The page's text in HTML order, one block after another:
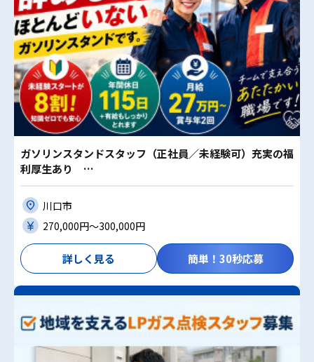
ガソリンスタンドスタッフ（正社員／未経験可）充実の福
利厚生あり …
川口市
270,000円〜300,000円
詳しく見る 簡単！30秒応募